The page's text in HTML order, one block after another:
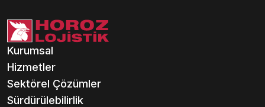
Kurumsal
Hizmetler
Sektörel Çözümler
Sürdürülebilirlik